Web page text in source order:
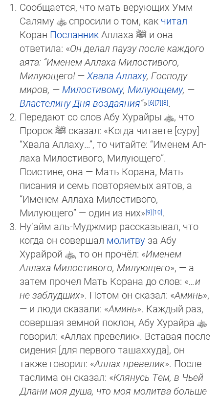
Сообщается, что мать верующих Умм
Саляму
спросили о том, как читал
Коран ПосланникАллаха ﷺ и она
ответила: «Он делал паузу после каждого
аята: “Именем Аллаха Милостивого,
Милующего! —Хвала Аллаху, Господу
миров, —Ми­лос­ти­во­му, Милующему, —
ВластелинуДня воздаяния”»
.
Передают со слов Абу Хурайры
, что
Пророкﷺ сказал: «Когда читаете [суру]
“Хвала Аллаху…”, то читайте: “Именем Ал­
ла­ха Милостивого, Милующего”.
Поистине, она — Мать Корана, Мать
писания и семь повторяемых аятов, а
“Именем Ал­ла­ха Милостивого,
Милующего” — один из них»
.
Ну‘айм аль-Муджмир рассказывал, что
когда он совершал молитву за Абу
Хурайрой
, то он прочёл: «Именем
Аллаха Ми­лос­тивого, Милующего», — а
затем прочел Мать Корана до слов: «…и
не заблудших». Потом он сказал: «Аминь»,
— и лю­ди сказали: «Аминь». Каждый раз,
совершая земной поклон, Абу Хурайра
говорил: «Аллах превелик». Вставая после
си­де­ния [для первого ташаххуда], он
также говорил: «Аллах превелик». После
таслима он сказал: «Клянусь Тем, в Чьей
Дла­ни моя душа, что моя молитва больше